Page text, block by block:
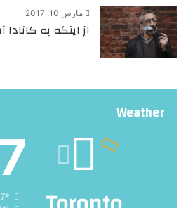
مارس 10, 2017
از اینکه به
Weather